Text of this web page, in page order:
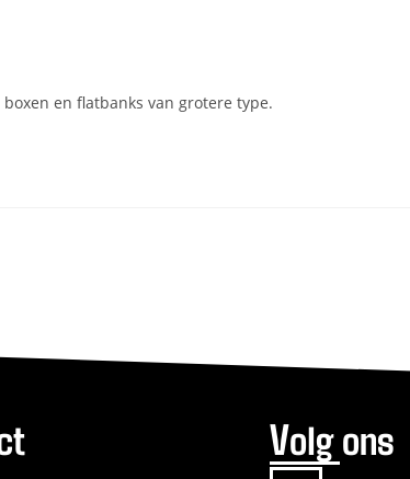
en flatbanks van grotere type.
Volg ons